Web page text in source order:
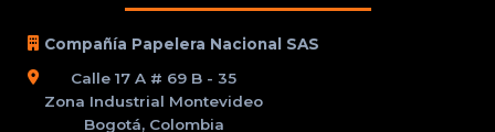
Compañía Papelera Nacional SAS
Calle 17 A # 69 B - 35
Zona Industrial Montevideo
Bogotá, Colombia